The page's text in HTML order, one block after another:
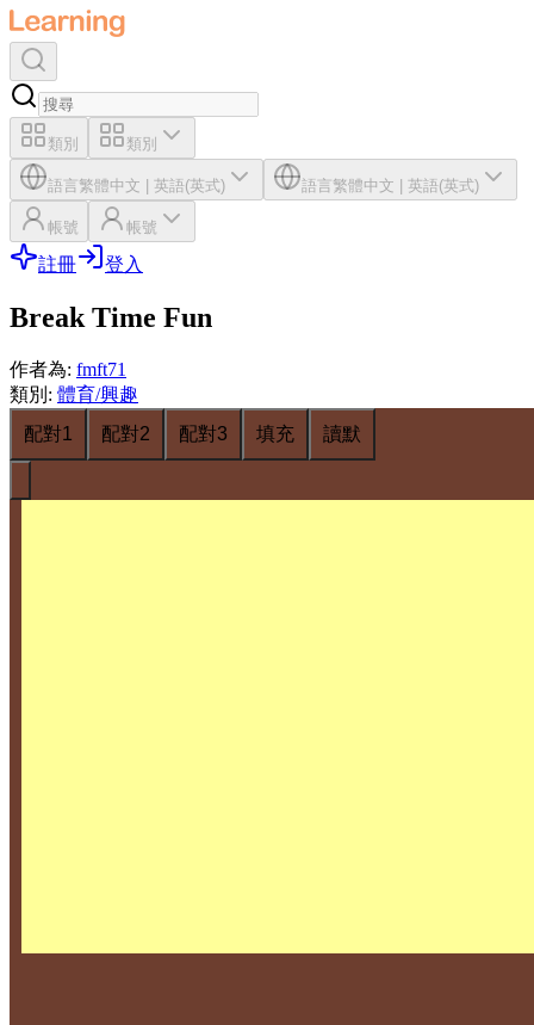
類別 類別
語言繁體中文 英語(英式) 語言繁體中文 英語(英式)
帳號 帳號
註冊 登入
Break Time Fun
作者為: fmft71
類別 : 體育/興趣
配對1
配對2 配對3 填充 讀默